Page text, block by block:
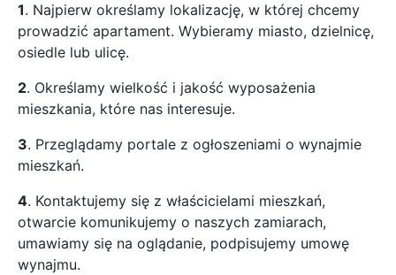
1. Najpierw określamy lokalizację, w której chcemy
prowadzić apartament. Wybieramy miasto, dzielnicę,
osiedle lub ulicę.
2. Określamy wielkość i jakość wyposażenia
mieszkania, które nas interesuje.
3. Przeglądamy portale z ogłoszeniami o wynajmie
mieszkań.
4. Kontaktujemy się z właścicielami mieszkań,
otwarcie komunikujemy o naszych zamiarach,
umawiamy się na oglądanie, podpisujemy umowę
wynajmu.